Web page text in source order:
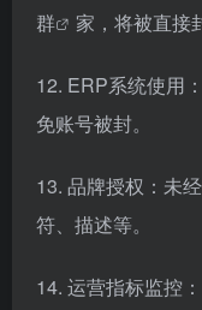
群
家，将被直接
12. ERP系统使用
免账号被封。
13. 品牌授权：未
符、描述等。
14. 运营指标监控